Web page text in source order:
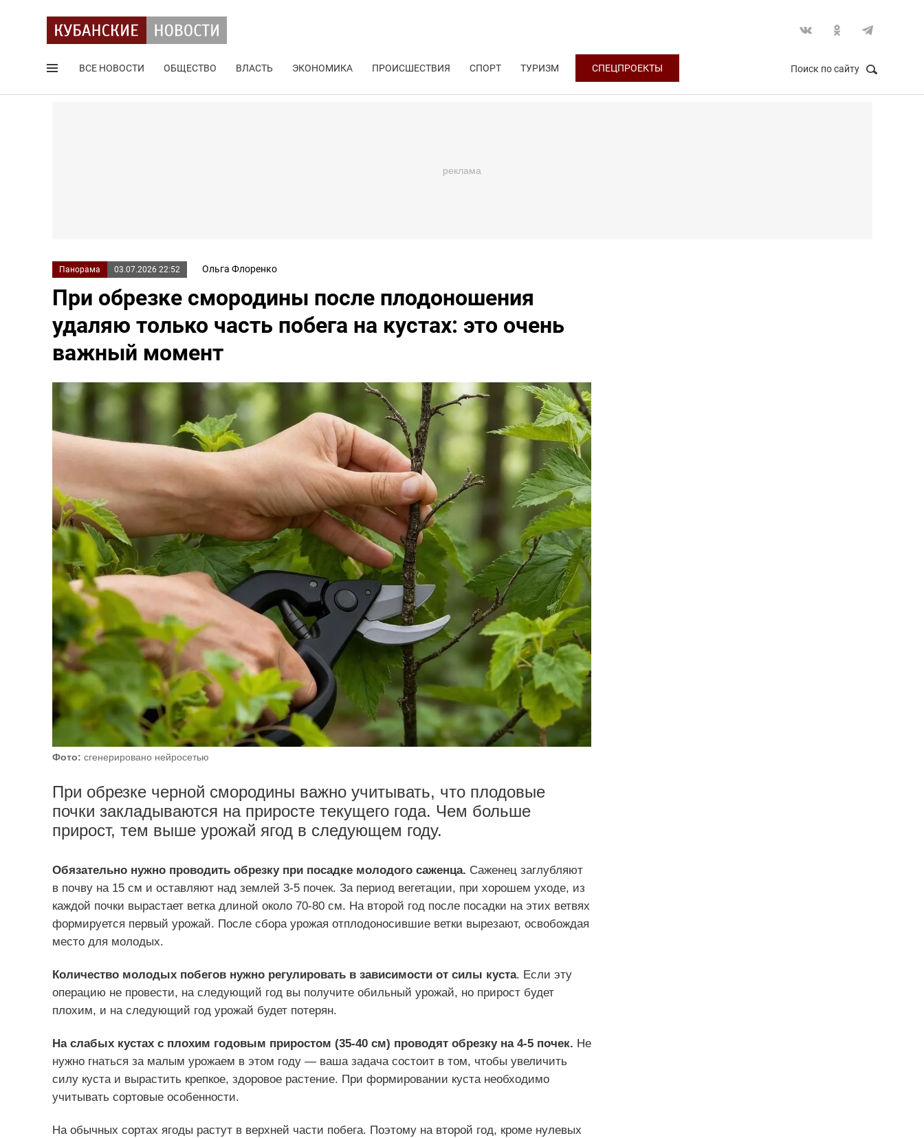
ВСЕ НОВОСТИ ОБЩЕСТВО ВЛАСТЬ ЭКОНОМИКА ПРОИСШЕСТВИЯ СПОРТ ТУРИЗМ СПЕЦПРОЕКТЫ Поиск по сайту
Панорама 03.07.2026 22:52 Ольга Флоренко
При обрезке смородины после плодоношения
удаляю только часть побега на кустах: это очень
важный момент
Фото: сгенерировано нейросетью
При обрезке черной смородины важно учитывать, что плодовые
почки закладываются на приросте текущего года. Чем больше
прирост, тем выше урожай ягод в следующем году.
Обязательно нужно проводить обрезку при посадке молодого саженца. Саженец заглубляют
в почву на 15 см и оставляют над землей 3-5 почек. За период вегетации, при хорошем уходе, из
каждой почки вырастает ветка длиной около 70-80 см. На второй год после посадки на этих ветвях
формируется первый урожай. После сбора урожая отплодоносившие ветки вырезают, освобождая
место для молодых.
Количество молодых побегов нужно регулировать в зависимости от силы куста. Если эту
операцию не провести, на следующий год вы получите обильный урожай, но прирост будет
плохим, и на следующий год урожай будет потерян.
На слабых кустах с плохим годовым приростом (35-40 см) проводят обрезку на 4-5 почек. Не
нужно гнаться за малым урожаем в этом году — ваша задача состоит в том, чтобы увеличить
силу куста и вырастить крепкое, здоровое растение. При формировании куста необходимо
учитывать сортовые особенности.
На обычных сортах ягоды растут в верхней части побега. Поэтому на второй год, кроме нулевых